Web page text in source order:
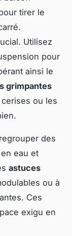
tirer le
Utilisez
pour
ainsi le
grimpantes
ou les
des
eau et
astuces
ou à
Ces
exigu en